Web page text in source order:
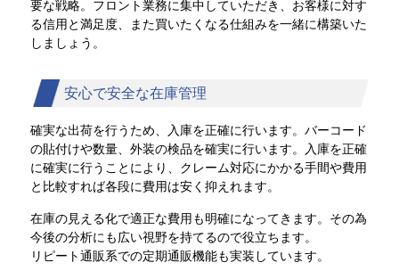
要な戦略。フロント業務に集中していただき、お客様に対す
る信用と満足度、また買いたくなる仕組みを一緒に構築いた
しましょう。
安心で安全な在庫管理
確実な出荷を行うため、入庫を正確に行います。バーコード
の貼付けや数量、外装の検品を確実に行います。入庫を正確
に確実に行うことにより、クレーム対応にかかる手間や費用
と比較すれば各段に費用は安く抑えれます。
在庫の見える化で適正な費用も明確になってきます。その為
今後の分析にも広い視野を持てるので役立ちます。
リピート通販系での定期通販機能も実装しています。